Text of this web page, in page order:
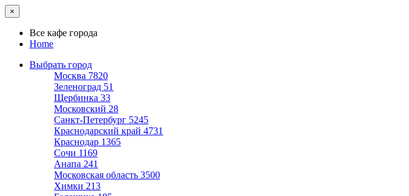
×
Все кафе города
Home
Выбрать город
Москва 7820
Зеленоград 51
Щербинка 33
Московский 28
Санкт-Петербург 5245
Краснодарский край 4731
Краснодар 1365
Сочи 1169
Анапа 241
Московская область 3500
Химки 213